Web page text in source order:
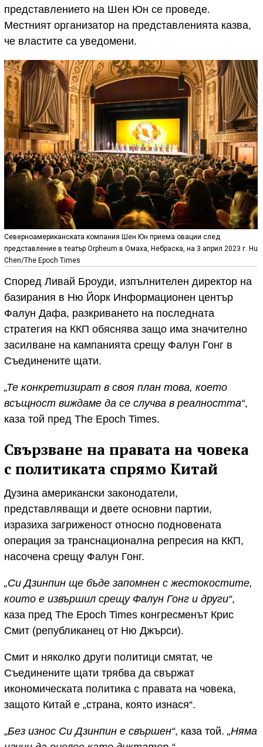
представлението на Шен Юн се проведе.
Местният организатор на представленията казва,
че властите са уведомени.
Северноамериканската компания Шен Юн приема овации след
представление в театър Orpheum в Омаха, Небраска, на 3 април 2023 г. Hu
Chen/The Epoch Times
Според Ливай Броуди, изпълнителен директор на
базирания в Ню Йорк Информационен център
Фалун Дафа, разкриването на последната
стратегия на ККП обяснява защо има значително
засилване на кампанията срещу Фалун Гонг в
Съединените щати.
„Те конкретизират в своя план това, което
всъщност виждаме да се случва в реалността“,
каза той пред The Epoch Times.
Свързване на правата на човека
с политиката спрямо Китай
Дузина американски законодатели,
представляващи и двете основни партии,
изразиха загриженост относно подновената
операция за транснационална репресия на ККП,
насочена срещу Фалун Гонг.
„Си Дзинпин ще бъде запомнен с жестокостите,
които е извършил срещу Фалун Гонг и други“,
каза пред The Epoch Times конгресменът Крис
Смит (републиканец от Ню Джърси).
Смит и няколко други политици смятат, че
Съединените щати трябва да свържат
икономическата политика с правата на човека,
защото Китай е „страна, която изнася“.
„Без износ Си Дзинпин е свършен“, каза той. „Няма